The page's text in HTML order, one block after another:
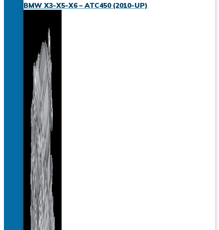
BMW X3-X5-X6 – ATC450 (2010-UP)